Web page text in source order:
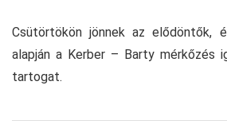
Csütörtökön jönnek az elődöntők,
alapján a Kerber – Barty mérkőzés
tartogat.